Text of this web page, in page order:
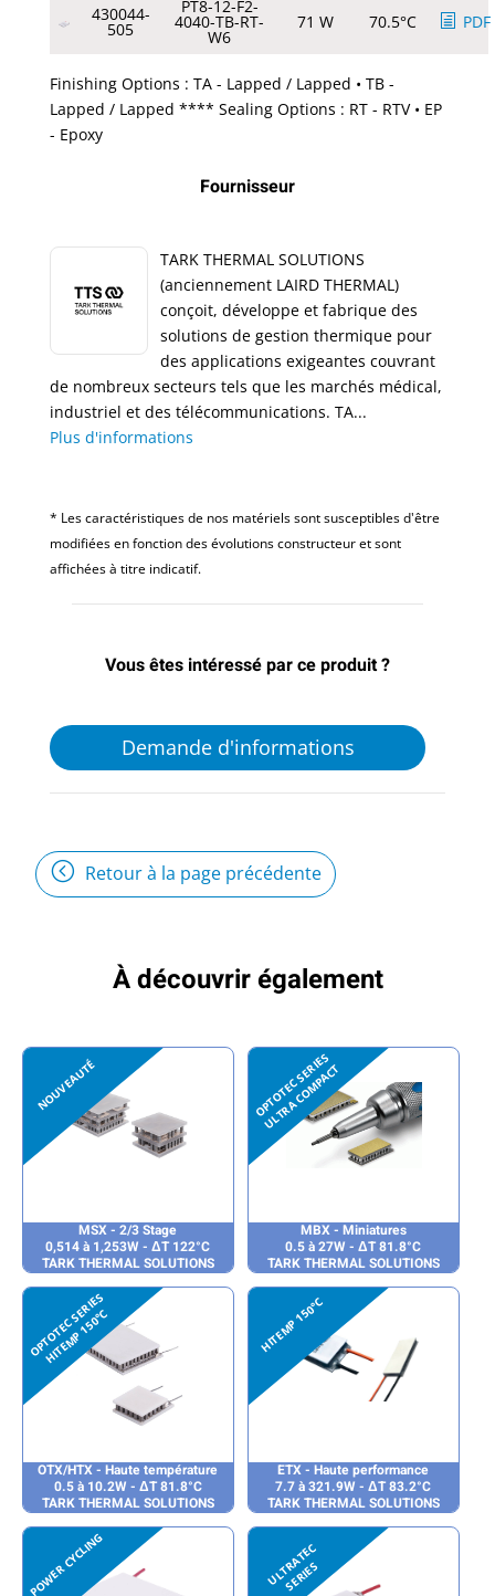
430044-
505
PT8-12-F2-
4040-TB-RT-
W6
71 W 70.5°C PDF
Finishing Options : TA - Lapped / Lapped • TB -
Lapped / Lapped **** Sealing Options : RT - RTV • EP
- Epoxy
Fournisseur
TARK THERMAL SOLUTIONS
(anciennement LAIRD THERMAL)
conçoit, développe et fabrique des
solutions de gestion thermique pour
des applications exigeantes couvrant
de nombreux secteurs tels que les marchés médical,
industriel et des télécommunications. TA...
Plus d'informations
* Les caractéristiques de nos matériels sont susceptibles d'être
modifiées en fonction des évolutions constructeur et sont
affichées à titre indicatif.
Vous êtes intéressé par ce produit ?
Demande d'informations
Retour à la page précédente
À découvrir également
MSX - 2/3 Stage
0,514 à 1,253W - ΔT 122°C
TARK THERMAL SOLUTIONS
MBX - Miniatures
0.5 à 27W - ΔT 81.8°C
TARK THERMAL SOLUTIONS
OTX/HTX - Haute température
0.5 à 10.2W - ΔT 81.8°C
TARK THERMAL SOLUTIONS
ETX - Haute performance
7.7 à 321.9W - ΔT 83.2°C
TARK THERMAL SOLUTIONS